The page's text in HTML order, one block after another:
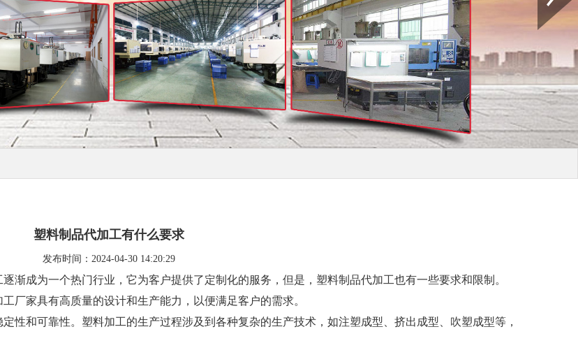
塑料制品代加工有什么要求
发布时间：2024-04-30 14:20:29
渐成为一个热门行业，它为客户提供了定制化的服务，但是，塑料制品代加工也有一些要求和限制。
厂家具有高质量的设计和生产能力，以便满足客户的需求。
性和可靠性。塑料加工的生产过程涉及到各种复杂的生产技术，如注塑成型、挤出成型、吹塑成型等，